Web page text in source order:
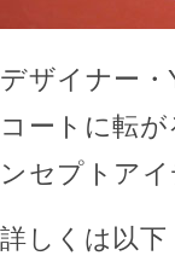
デザイナー
コートに転
ンセプトアイ
詳しくは以下